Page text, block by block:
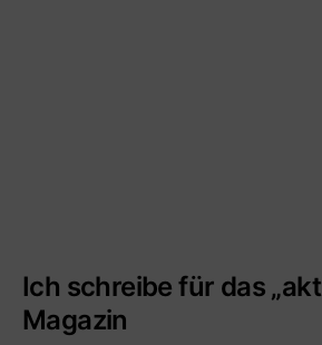
Ich schreibe für das
Magazin